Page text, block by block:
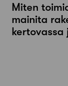
Miten
mainita
kertovassa